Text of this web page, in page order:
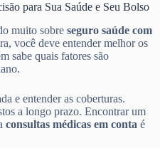
para Sua Saúde e Seu Bolso
muito sobre seguro saúde com
você deve entender melhor os
sabe quais fatores são
e entender as coberturas.
a longo prazo. Encontrar um
consultas médicas em conta é